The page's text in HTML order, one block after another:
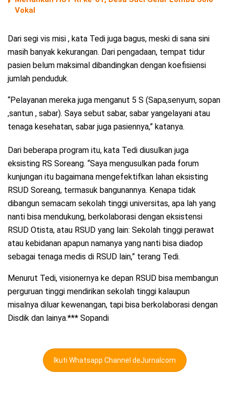
Vokal
Dari segi vis misi , kata Tedi juga bagus, meski di sana sini
masih banyak kekurangan. Dari pengadaan, tempat tidur
pasien belum maksimal dibandingkan dengan koefisiensi
jumlah penduduk.
“Pelayanan mereka juga menganut 5 S (Sapa,senyum, sopan
,santun , sabar). Saya sebut sabar, sabar yangelayani atau
tenaga kesehatan, sabar juga pasiennya,” katanya.
Dari beberapa program itu, kata Tedi diusulkan juga
eksisting RS Soreang. “Saya mengusulkan pada forum
kunjungan itu bagaimana mengefektifkan lahan eksisting
RSUD Soreang, termasuk bangunannya. Kenapa tidak
dibangun semacam sekolah tinggi universitas, apa lah yang
nanti bisa mendukung, berkolaborasi dengan eksistensi
RSUD Otista, atau RSUD yang lain: Sekolah tinggi perawat
atau kebidanan apapun namanya yang nanti bisa diadop
sebagai tenaga medis di RSUD lain,” terang Tedi.
Menurut Tedi, visionernya ke depan RSUD bisa membangun
perguruan tinggi mendirikan sekolah tinggi kalaupun
misalnya diluar kewenangan, tapi bisa berkolaborasi dengan
Disdik dan lainya.*** Sopandi
Ikuti Whatsapp Channel deJurnalcom